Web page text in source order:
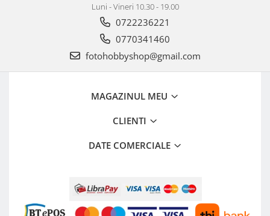
Obiective foto DSLR (SH)
Obiective foto SLR (pe film) (SH)
Accesorii pentru obiective ,
SECOND HAND
Blitz-uri studio , SECOND HAND
Imprimante SECOND HAND
Genti, huse, curele
Luni - Vineri 10.30 - 19.00
0722236221
0770341460
fotohobbyshop@gmail.com
MAGAZINUL MEU
CLIENTI
DATE COMERCIALE